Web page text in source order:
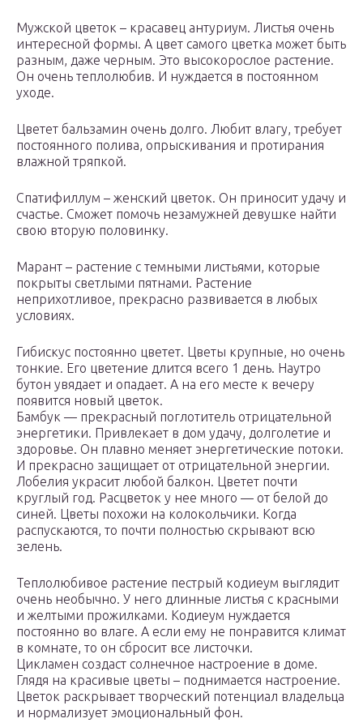
Мужской цветок – красавец антуриум. Листья очень
интересной формы. А цвет самого цветка может быть
разным, даже черным. Это высокорослое растение.
Он очень теплолюбив. И нуждается в постоянном
уходе.
Цветет бальзамин очень долго. Любит влагу, требует
постоянного полива, опрыскивания и протирания
влажной тряпкой.
Спатифиллум – женский цветок. Он приносит удачу и
счастье. Сможет помочь незамужней девушке найти
свою вторую половинку.
Марант – растение с темными листьями, которые
покрыты светлыми пятнами. Растение
неприхотливое, прекрасно развивается в любых
условиях.
Гибискус постоянно цветет. Цветы крупные, но очень
тонкие. Его цветение длится всего 1 день. Наутро
бутон увядает и опадает. А на его месте к вечеру
появится новый цветок.
Бамбук — прекрасный поглотитель отрицательной
энергетики. Привлекает в дом удачу, долголетие и
здоровье. Он плавно меняет энергетические потоки.
И прекрасно защищает от отрицательной энергии.
Лобелия украсит любой балкон. Цветет почти
круглый год. Расцветок у нее много — от белой до
синей. Цветы похожи на колокольчики. Когда
распускаются, то почти полностью скрывают всю
зелень.
Теплолюбивое растение пестрый кодиеум выглядит
очень необычно. У него длинные листья с красными
и желтыми прожилками. Кодиеум нуждается
постоянно во влаге. А если ему не понравится климат
в комнате, то он сбросит все листочки.
Цикламен создаст солнечное настроение в доме.
Глядя на красивые цветы – поднимается настроение.
Цветок раскрывает творческий потенциал владельца
и нормализует эмоциональный фон.